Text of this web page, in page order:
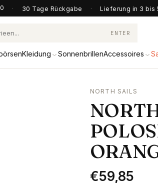
· 30 Tage Rückgabe · Lieferung in 3 bis
ENTER
Kleidung SonnenbrillenAccessoires
NORTH SAILS
€59,85